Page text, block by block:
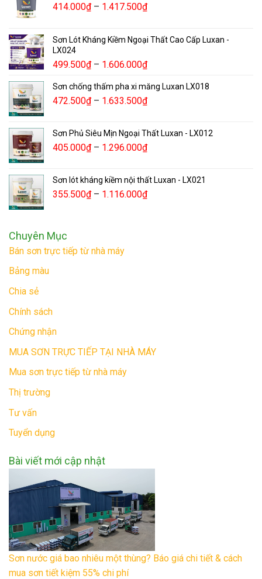
414.000₫– 1.417.500₫
Sơn Lót Kháng Kiềm Ngoại Thất Cao Cấp Luxan -
LX024
499.500₫– 1.606.000₫
Sơn chống thấm pha xi măng Luxan LX018
472.500₫– 1.633.500₫
Sơn Phủ Siêu Mịn Ngoại Thất Luxan - LX012
405.000₫– 1.296.000₫
Sơn lót kháng kiềm nội thất Luxan - LX021
355.500₫– 1.116.000₫
Chuyên Mục
Bán sơn trực tiếp từ nhà máy
Bảng màu
Chia sẻ
Chính sách
Chứng nhận
MUA SƠN TRỰC TIẾP TẠI NHÀ MÁY
Mua sơn trực tiếp từ nhà máy
Thị trường
Tư vấn
Tuyển dụng
Bài viết mới cập nhật
Sơn nước giá bao nhiêu một thùng? Báo giá chi tiết & cách
mua sơn tiết kiệm 55% chi phí